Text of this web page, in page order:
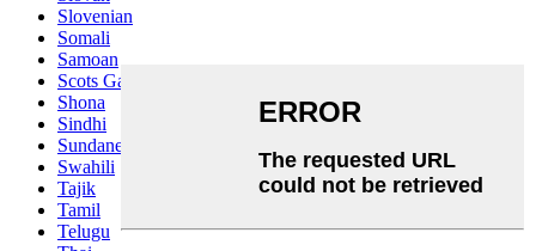
Slovenian
Somali
Samoan
Scots Gaelic
Shona
Sindhi
Sundanese
Swahili
Tajik
Tamil
Telugu